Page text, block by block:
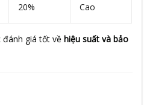
20% Cao
đánh giá tốt vềhiệu suất và bảo